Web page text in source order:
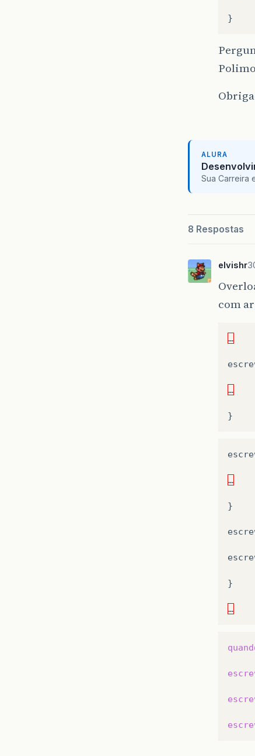
}
ALURA
Sua Carreira
8 Respostas
elvishr
com
…
…
}
…
}
}
…